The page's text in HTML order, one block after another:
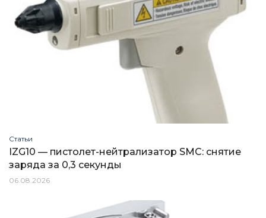
Статьи
IZG10 — пистолет-нейтрализатор SMC: снятие
заряда за 0,3 секунды
06.08.2026